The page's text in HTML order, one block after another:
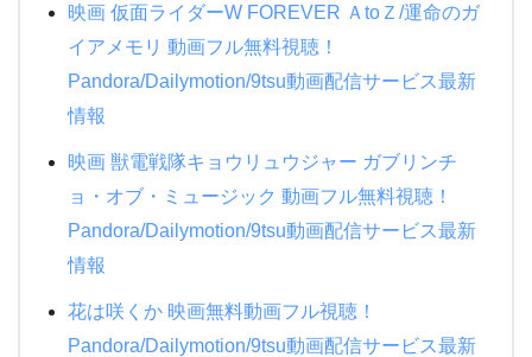
映画 仮面ライダーW FOREVER ＡtoＺ/運命のガ
イアメモリ 動画フル無料視聴！
Pandora/Dailymotion/9tsu動画配信サービス最新
情報
映画 獣電戦隊キョウリュウジャー ガブリンチ
ョ・オブ・ミュージック 動画フル無料視聴！
Pandora/Dailymotion/9tsu動画配信サービス最新
情報
花は咲くか 映画無料動画フル視聴！
Pandora/Dailymotion/9tsu動画配信サービス最新